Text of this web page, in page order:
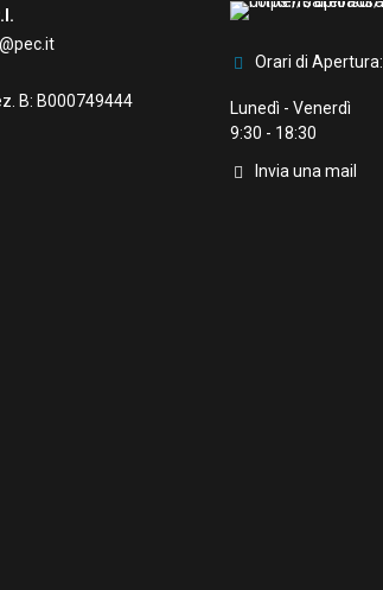
B: B000749444
Orari di Apertura:
Lunedì - Venerdì
9:30 - 18:30
Invia una mail